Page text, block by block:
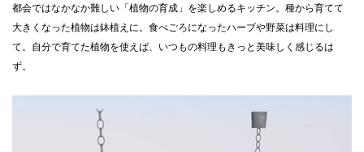
都会ではなかなか難しい「植物の育成」を楽しめるキッチン。種から育てて
大きくなった植物は鉢植えに。食べごろになったハーブや野菜は料理にし
て。自分で育てた植物を使えば、いつもの料理もきっと美味しく感じるは
ず。